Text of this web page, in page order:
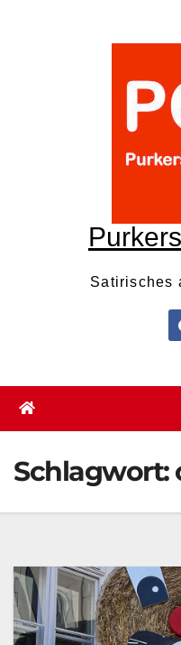
Satirisches
Schlagwort: